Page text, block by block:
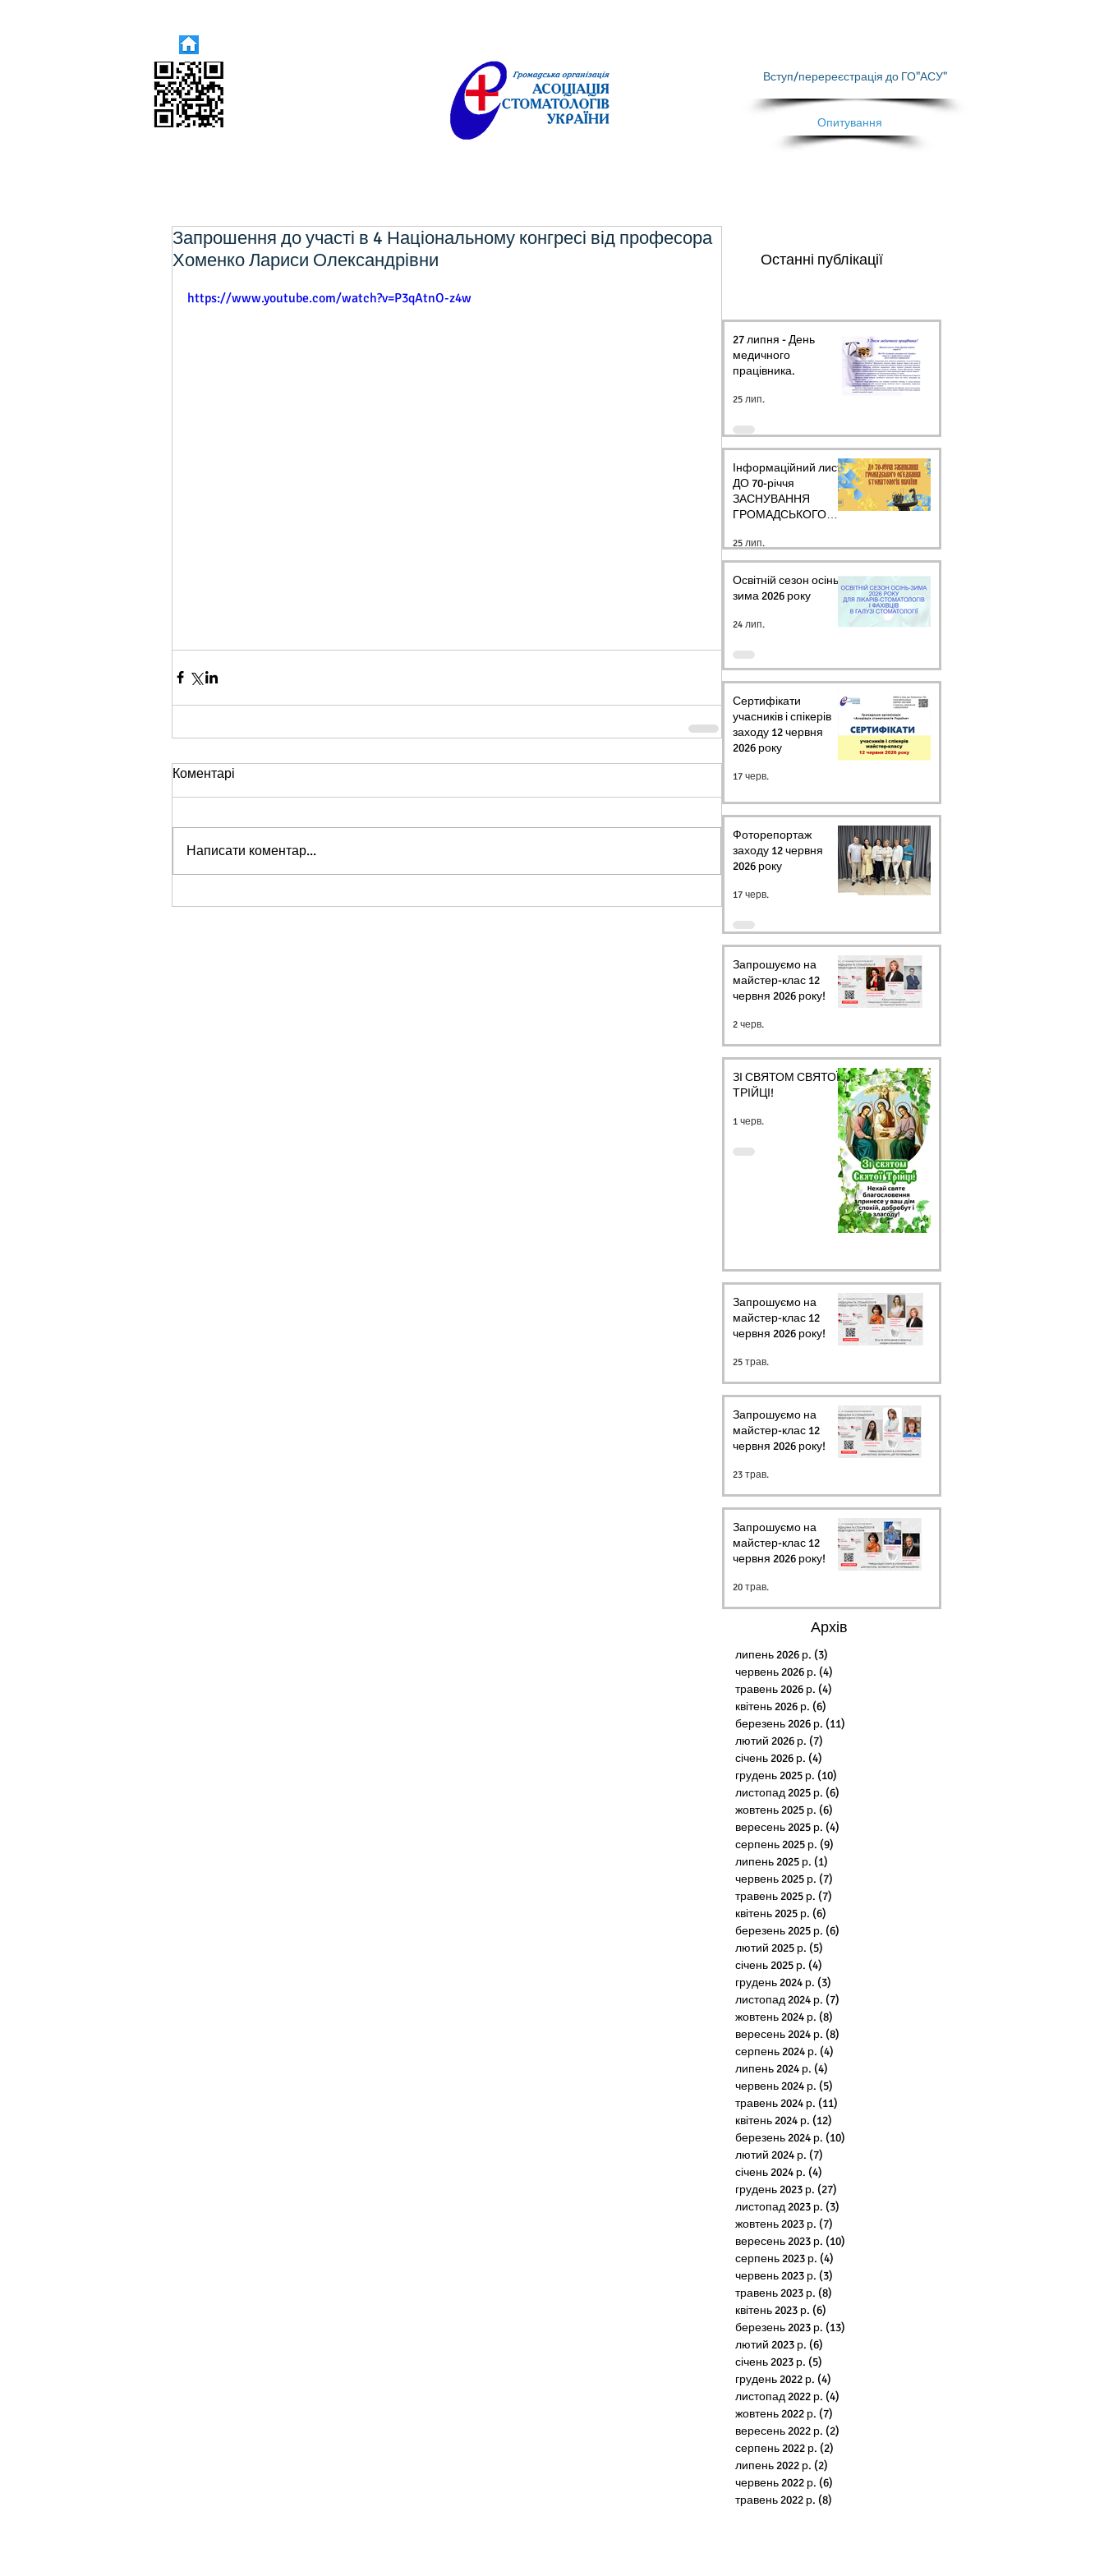
Опитування
Запрошення до участі в 4 Національному конгресі від професора
Хоменко Лариси Олександрівни
https://www.youtube.com/watch?v=P3qAtnO-z4w
Коментарі
Написати коментар...
Останні публікації
27 липня - День
медичного
працівника.
25 лип.
Інформаційний лист
ДО 70-річчя
ЗАСНУВАННЯ
ГРОМАДСЬКОГО
СТОМАТОЛОГІВ
УКРАЇНИ
25 лип.
Освітній сезон осінь-
зима 2026 року
24 лип.
Сертифікати
учасників і спікерів
заходу 12 червня
2026 року
17 черв.
Фоторепортаж
заходу 12 червня
2026 року
17 черв.
Запрошуємо на
майстер-клас 12
червня 2026 року!
2 черв.
ЗІ СВЯТОМ СВЯТОЇ
ТРІЙЦІ!
1 черв.
Запрошуємо на
майстер-клас 12
червня 2026 року!
25 трав.
Запрошуємо на
майстер-клас 12
червня 2026 року!
23 трав.
Запрошуємо на
майстер-клас 12
червня 2026 року!
20 трав.
Архів
липень 2026 р. (3)
червень 2026 р. (4)
травень 2026 р. (4)
квітень 2026 р. (6)
березень 2026 р. (11)
лютий 2026 р. (7)
січень 2026 р. (4)
грудень 2025 р. (10)
листопад 2025 р. (6)
жовтень 2025 р. (6)
вересень 2025 р. (4)
серпень 2025 р. (9)
липень 2025 р. (1)
червень 2025 р. (7)
травень 2025 р. (7)
квітень 2025 р. (6)
березень 2025 р. (6)
лютий 2025 р. (5)
січень 2025 р. (4)
грудень 2024 р. (3)
листопад 2024 р. (7)
жовтень 2024 р. (8)
вересень 2024 р. (8)
серпень 2024 р. (4)
липень 2024 р. (4)
червень 2024 р. (5)
травень 2024 р. (11)
квітень 2024 р. (12)
березень 2024 р. (10)
лютий 2024 р. (7)
січень 2024 р. (4)
грудень 2023 р. (27)
листопад 2023 р. (3)
жовтень 2023 р. (7)
вересень 2023 р. (10)
серпень 2023 р. (4)
червень 2023 р. (3)
травень 2023 р. (8)
квітень 2023 р. (6)
березень 2023 р. (13)
лютий 2023 р. (6)
січень 2023 р. (5)
грудень 2022 р. (4)
листопад 2022 р. (4)
жовтень 2022 р. (7)
вересень 2022 р. (2)
серпень 2022 р. (2)
липень 2022 р. (2)
червень 2022 р. (6)
травень 2022 р. (8)
Вступ/перереєстрація до ГО"АСУ"